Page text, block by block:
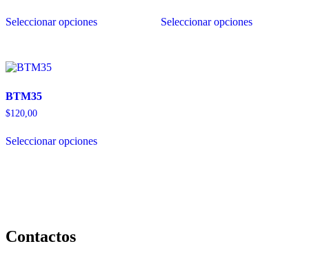
Seleccionar opciones Seleccionar opciones
BTM35
$120,00
Seleccionar opciones
Contactos